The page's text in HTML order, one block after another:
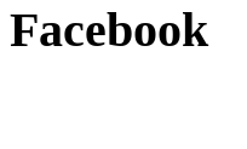
Facebook